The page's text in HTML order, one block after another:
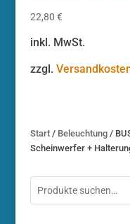
22,80 €
inkl. MwSt.
zzgl.
Start/ Beleuchtung/
Scheinwerfer +